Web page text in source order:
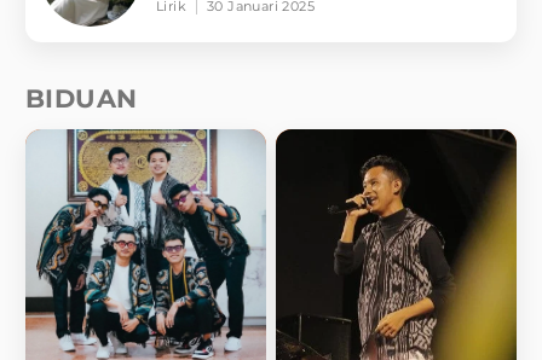
Lirik 30 Januari 2025
BIDUAN